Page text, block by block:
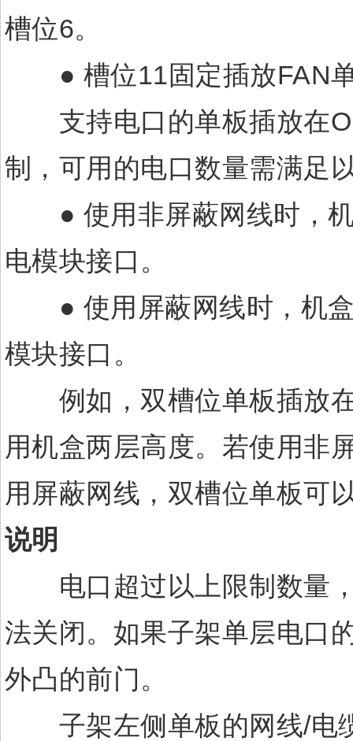
槽位6。
● 槽位11固定插放FAN
支持电口的单板插放在
制，可用的电口数量需满足
● 使用非屏蔽网线时，机
电模块接口。
● 使用屏蔽网线时，机盒
模块接口。
例如，双槽位单板插放在
用机盒两层高度。若使用非
用屏蔽网线，双槽位单板可
说明
电口超过以上限制数量，
法关闭。如果子架单层电口
外凸的前门。
子架左侧单板的网线/电